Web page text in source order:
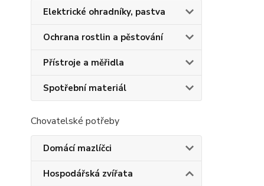
Elektrické ohradníky, pastva
Ochrana rostlin a pěstování
Přístroje a měřidla
Spotřební materiál
Chovatelské potřeby
Domácí mazlíčci
Hospodářská zvířata